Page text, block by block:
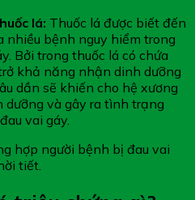
lá: Thuốc lá được biết đến
nhiều bệnh nguy hiểm trong
Bởi trong thuốc lá có chứa
khả năng nhận dinh dưỡng
dần sẽ khiến cho hệ xương
và gây ra tình trạng
vai gáy.
hợp người bệnh bị đau vai
tiết.